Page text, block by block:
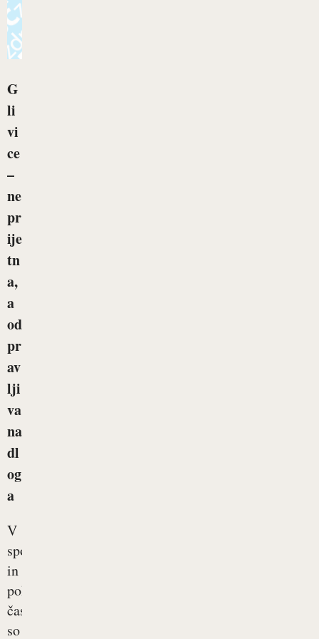
G
li
vi
ce
–
ne
pr
ije
tn
a,
a
od
pr
av
lji
va
na
dl
og
a
V
spomladanskem
in
poletnem
času
so